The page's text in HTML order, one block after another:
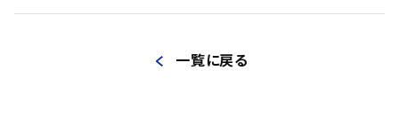
一覧に戻る